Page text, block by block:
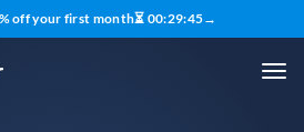
off your first month⏳ 00:29:43→